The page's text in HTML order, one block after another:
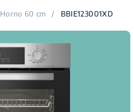
Horno 60 cm / BBIE123001XD